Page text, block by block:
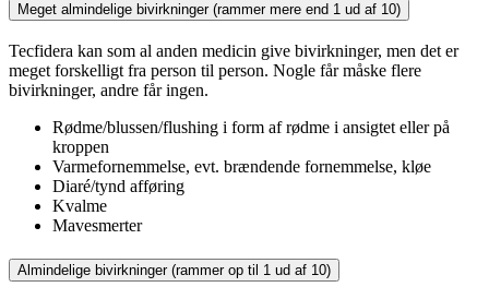
Meget almindelige bivirkninger (rammer mere end 1 ud af 10)
Tecfidera kan som al anden medicin give bivirkninger, men det er
meget forskelligt fra person til person. Nogle får måske flere
bivirkninger, andre får ingen.
Rødme/blussen/flushing i form af rødme i ansigtet eller på
kroppen
Varmefornemmelse, evt. brændende fornemmelse, kløe
Diaré/tynd afføring
Kvalme
Mavesmerter
Almindelige bivirkninger (rammer op til 1 ud af 10)